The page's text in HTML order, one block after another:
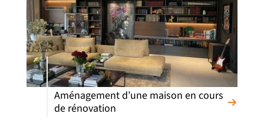
Aménagement d’une maison en cours
de rénovation